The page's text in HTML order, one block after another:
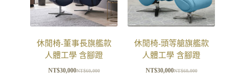
休閒椅-董事長旗艦款
人體工學 含腳蹬
NT$60,000
NT$30,000
休閒椅-頭等艙旗艦款
人體工學 含腳蹬
NT$60,000
NT$30,000